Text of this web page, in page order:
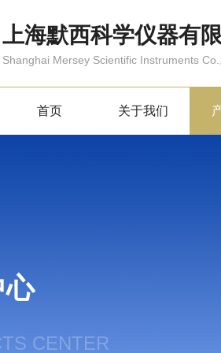
上海默西科学仪器有
Shanghai Mersey Scientific Instruments
首页 关于我们
心
CENTER